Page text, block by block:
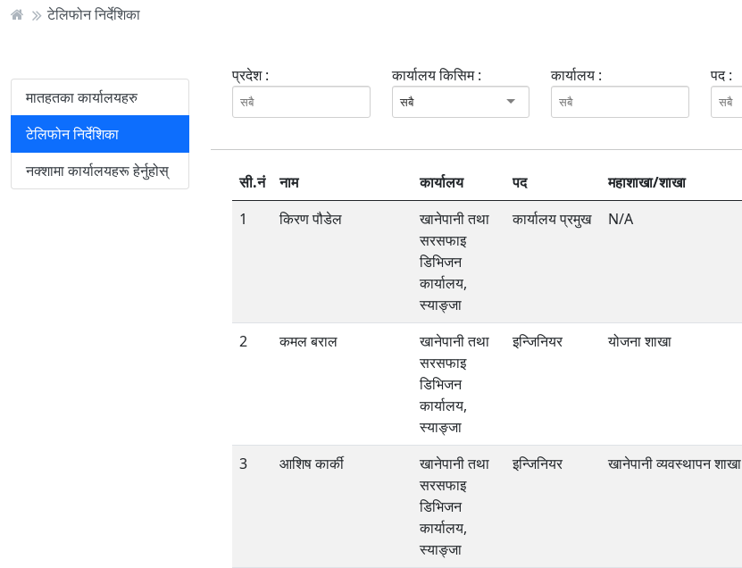
टेलिफोन निर्देशिका
मातहतका कार्यालयहरु
टेलिफोन निर्देशिका
नक्शामा कार्यालयहरू हेर्नुहोस्
प्रदेश : कार्यालय किसिम :
सबै
कार्यालय : पद :
सी.नं नाम कार्यालय पद महाशाखा/शाखा
1
किरण पौडेल
खानेपानी तथा
सरसफाइ
डिभिजन
कार्यालय,
स्याङ्जा
कार्यालय प्रमुख N/A
2 कमल बराल
खानेपानी तथा
सरसफाइ
डिभिजन
कार्यालय,
स्याङ्जा
इन्जिनियर योजना शाखा
3 आशिष कार्की
खानेपानी तथा
सरसफाइ
डिभिजन
कार्यालय,
स्याङ्जा
इन्जिनियर खानेपानी व्यवस्थापन शाखा